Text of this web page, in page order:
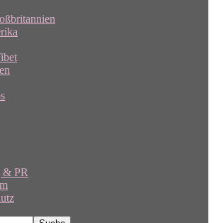
& PR